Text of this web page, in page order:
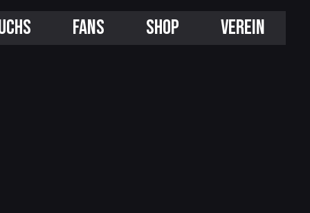
FANS SHOP VEREIN